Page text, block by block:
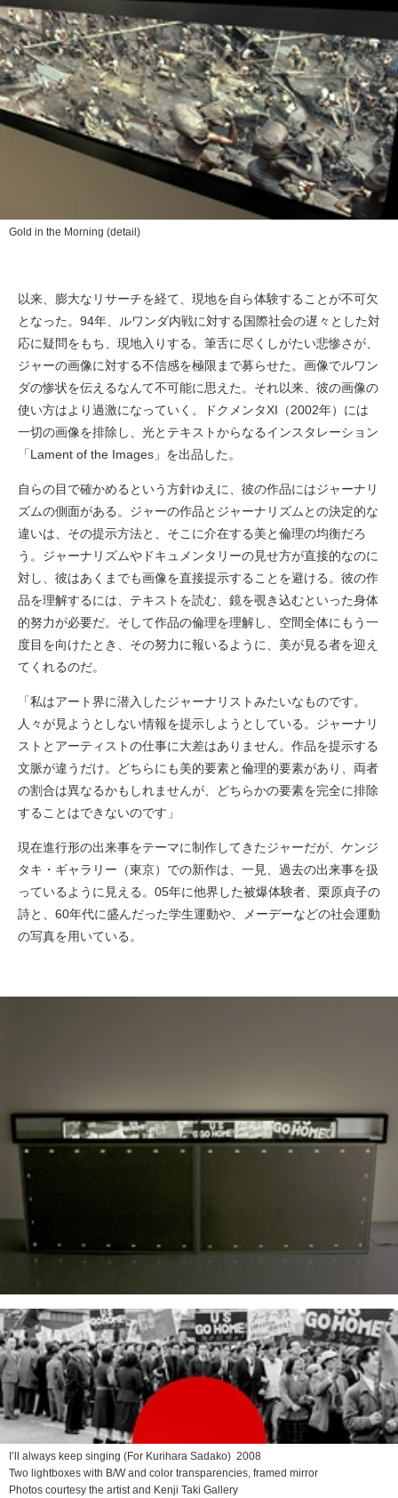
Gold in the Morning (detail)
以来、膨大なリサーチを経て、現地を自ら体験することが不可欠
となった。94年、ルワンダ内戦に対する国際社会の遅々とした対
応に疑問をもち、現地入りする。筆舌に尽くしがたい悲惨さが、
ジャーの画像に対する不信感を極限まで募らせた。画像でルワン
ダの惨状を伝えるなんて不可能に思えた。それ以来、彼の画像の
使い方はより過激になっていく。ドクメンタXI（2002年）には
一切の画像を排除し、光とテキストからなるインスタレーション
「Lament of the Images」を出品した。
自らの目で確かめるという方針ゆえに、彼の作品にはジャーナリ
ズムの側面がある。ジャーの作品とジャーナリズムとの決定的な
違いは、その提示方法と、そこに介在する美と倫理の均衡だろ
う。ジャーナリズムやドキュメンタリーの見せ方が直接的なのに
対し、彼はあくまでも画像を直接提示することを避ける。彼の作
品を理解するには、テキストを読む、鏡を覗き込むといった身体
的努力が必要だ。そして作品の倫理を理解し、空間全体にもう一
度目を向けたとき、その努力に報いるように、美が見る者を迎え
てくれるのだ。
「私はアート界に潜入したジャーナリストみたいなものです。
人々が見ようとしない情報を提示しようとしている。ジャーナリ
ストとアーティストの仕事に大差はありません。作品を提示する
文脈が違うだけ。どちらにも美的要素と倫理的要素があり、両者
の割合は異なるかもしれませんが、どちらかの要素を完全に排除
することはできないのです」
現在進行形の出来事をテーマに制作してきたジャーだが、ケンジ
タキ・ギャラリー（東京）での新作は、一見、過去の出来事を扱
っているように見える。05年に他界した被爆体験者、栗原貞子の
詩と、60年代に盛んだった学生運動や、メーデーなどの社会運動
の写真を用いている。
I’ll always keep singing (For Kurihara Sadako) 2008
Two lightboxes with B/W and color transparencies, framed mirror
Photos courtesy the artist and Kenji Taki Gallery